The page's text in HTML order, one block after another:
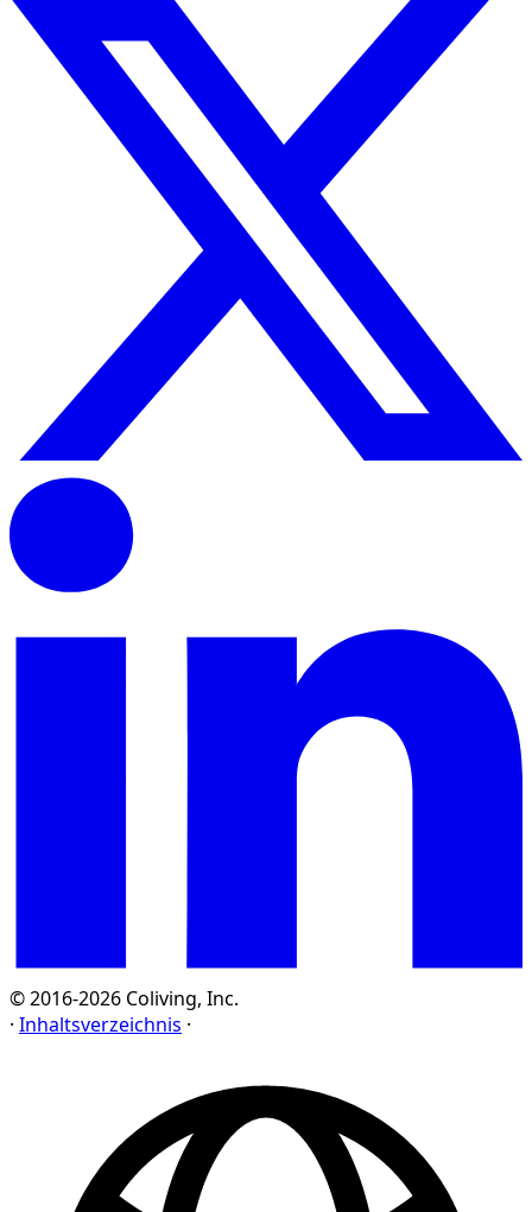
© 2016-2026 Coliving, Inc.
· Inhaltsverzeichnis ·